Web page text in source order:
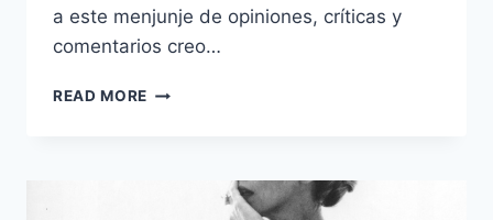
a este menjunje de opiniones, críticas y
comentarios creo…
READ MORE PUNK: